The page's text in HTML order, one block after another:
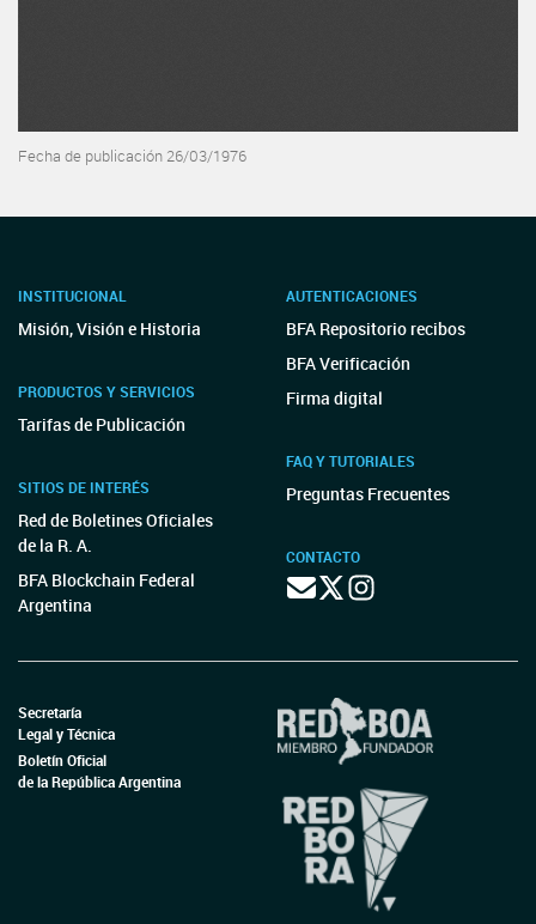
Fecha de publicación 26/03/1976
INSTITUCIONAL
Misión, Visión e Historia
PRODUCTOS Y SERVICIOS
Tarifas de Publicación
SITIOS DE INTERÉS
Red de Boletines Oficiales
de la R. A.
BFA Blockchain Federal
Argentina
AUTENTICACIONES
BFA Repositorio recibos
BFA Verificación
Firma digital
FAQ Y TUTORIALES
Preguntas Frecuentes
CONTACTO
Secretaría
Legal y Técnica
Boletín Oficial
de la República Argentina